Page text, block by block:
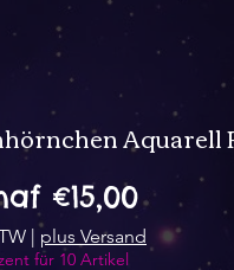
Aquarell
€15,00
| plus Versand
für 10 Artikel